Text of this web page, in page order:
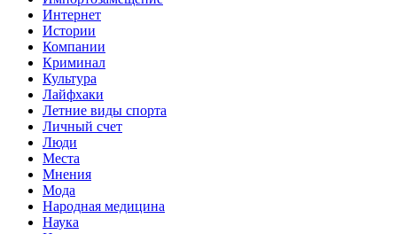
Интернет
Истории
Компании
Криминал
Культура
Лайфхаки
Летние виды спорта
Личный счет
Люди
Места
Мнения
Мода
Народная медицина
Наука